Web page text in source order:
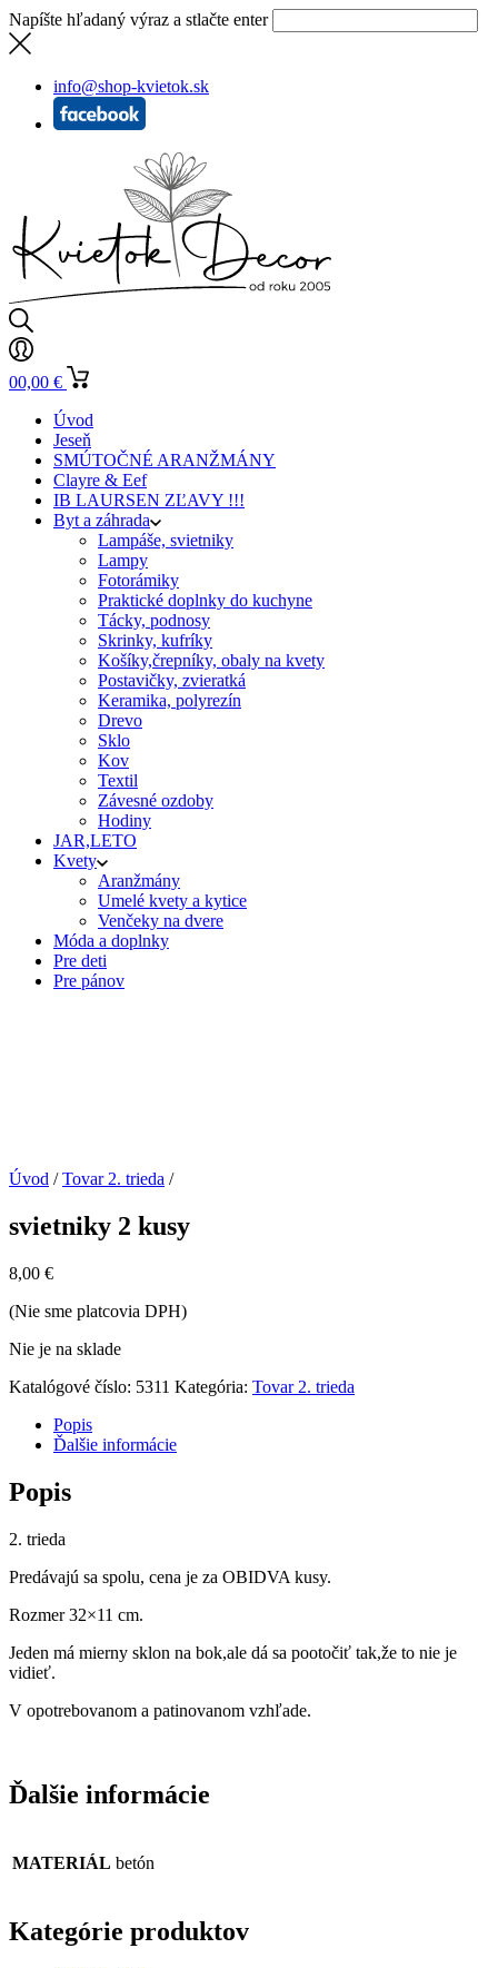
Napíšte hľadaný výraz a stlačte enter
info@shop-kvietok.sk
00,00 €
Úvod
Jeseň
SMÚTOČNÉ ARANŽMÁNY
Clayre & Eef
IB LAURSEN ZĽAVY !!!
Byt a záhrada
Lampáše, svietniky
Lampy
Fotorámiky
Praktické doplnky do kuchyne
Tácky, podnosy
Skrinky, kufríky
Košíky,črepníky, obaly na kvety
Postavičky, zvieratká
Keramika, polyrezín
Drevo
Sklo
Kov
Textil
Závesné ozdoby
Hodiny
JAR,LETO
Kvety
Aranžmány
Umelé kvety a kytice
Venčeky na dvere
Móda a doplnky
Pre deti
Pre pánov
Úvod /Tovar 2. trieda /
svietniky 2 kusy
8,00 €
(Nie sme platcovia DPH)
Nie je na sklade
Katalógové číslo: 5311 Kategória: Tovar 2. trieda
Popis
Ďalšie informácie
Popis
2. trieda
Predávajú sa spolu, cena je za OBIDVA kusy.
Rozmer 32×11 cm.
Jeden má mierny sklon na bok,ale dá sa pootočiť tak,že to nie je
vidieť.
V opotrebovanom a patinovanom vzhľade.
Ďalšie informácie
MATERIÁL betón
Kategórie produktov